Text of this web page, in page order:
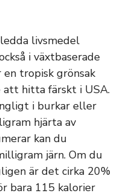
livsmedel
i växtbaserade
tropisk grönsak
att hitta färskt i USA.
i burkar eller
hjärta av
kan du
järn. Om du
är det cirka 20%
bara 115 kalorier